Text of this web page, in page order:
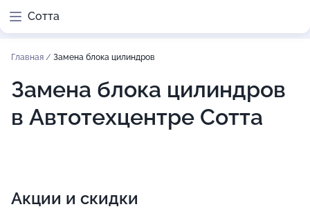
Сотта
Главная / Замена блока цилиндров
Замена блока цилиндров
в Автотехцентре Сотта
Акции и скидки